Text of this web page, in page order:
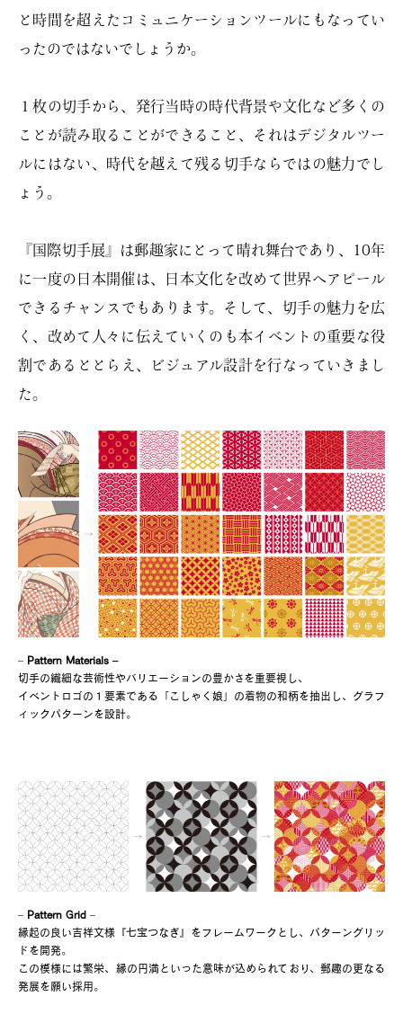
と時間を超えたコミュニケーションツールにもなってい
ったのではないでしょうか。
１枚の切手から、発行当時の時代背景や文化など多くの
ことが読み取ることができること、それはデジタルツー
ルにはない、時代を越えて残る切手ならではの魅力でし
ょう。
『国際切手展』は郵趣家にとって晴れ舞台であり、10年
に一度の日本開催は、日本文化を改めて世界へアピール
できるチャンスでもあります。そして、切手の魅力を広
く、改めて人々に伝えていくのも本イベントの重要な役
割であるととらえ、ビジュアル設計を行なっていきまし
た。
– Pattern Materials–
切手の繊細な芸術性やバリエーションの豊かさを重要視し、
イベントロゴの１要素である「こしゃく娘」の着物の和柄を抽出し、グラフ
ィックパターンを設計。
– Pattern Grid–
縁起の良い吉祥文様『七宝つなぎ』をフレームワークとし、パターングリッ
ドを開発。
この模様には繁栄、縁の円満といった意味が込められており、郵趣の更なる
発展を願い採用。